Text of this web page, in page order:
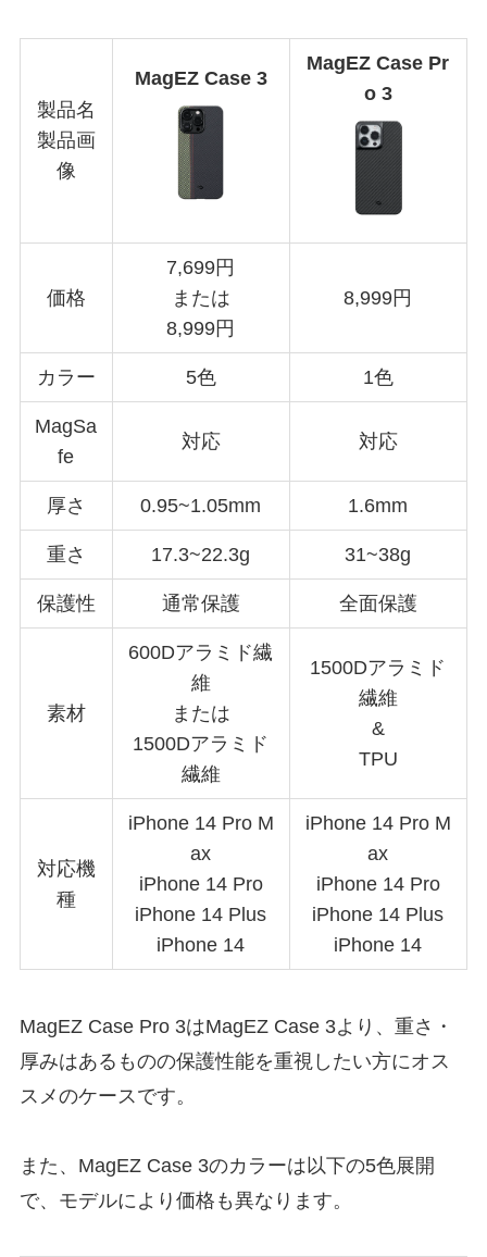
製品名
製品画
像
MagEZ Case 3
MagEZ Case Pr
o 3
価格
7,699円
または
8,999円
8,999円
カラー 5色 1色
MagSa
fe
対応 対応
厚さ 0.95~1.05mm 1.6mm
重さ 17.3~22.3g 31~38g
保護性 通常保護 全面保護
素材
600Dアラミド繊
維
または
1500Dアラミド
繊維
1500Dアラミド
繊維
&
TPU
対応機
種
iPhone 14 Pro M
ax
iPhone 14 Pro
iPhone 14 Plus
iPhone 14
iPhone 14 Pro M
ax
iPhone 14 Pro
iPhone 14 Plus
iPhone 14
MagEZ Case Pro 3はMagEZ Case 3より、重さ・
厚みはあるものの保護性能を重視したい方にオス
スメのケースです。
また、MagEZ Case 3のカラーは以下の5色展開
で、モデルにより価格も異なります。